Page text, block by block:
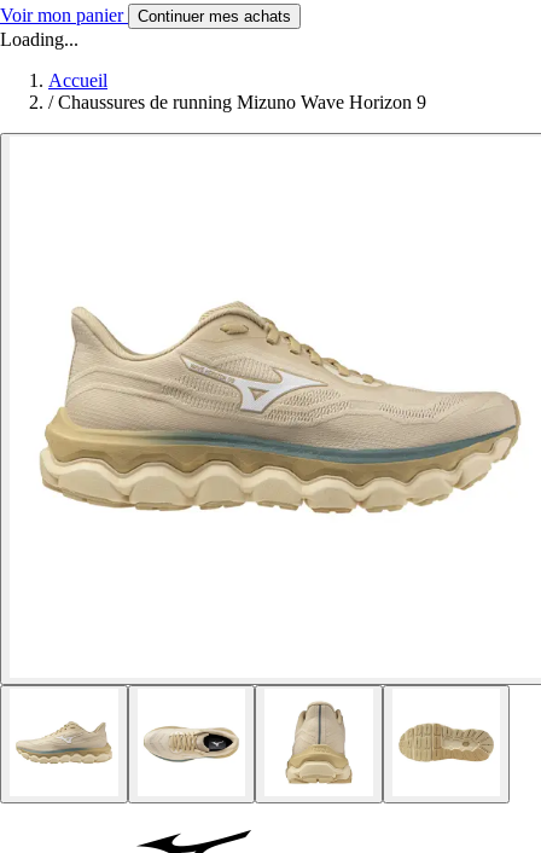
Voir mon panier Continuer mes achats
Loading...
Accueil
/ Chaussures de running Mizuno Wave Horizon 9